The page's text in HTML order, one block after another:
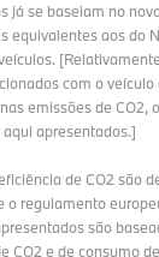
já se baseiam no
equivalentes aos do
com o
emissões de CO2,
apresentados.]
de CO2 são
regulamento
são
CO2 e de consumo